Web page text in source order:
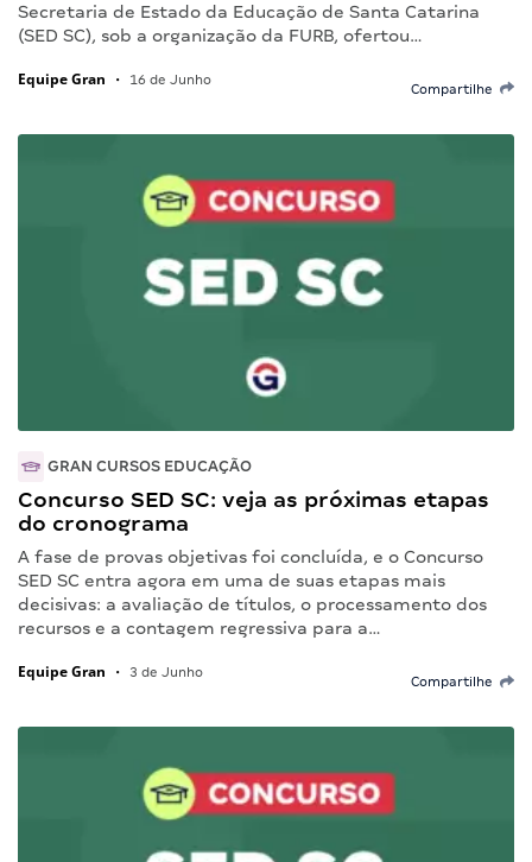
Secretaria de Estado da Educação de Santa Catarina
(SED SC), sob a organização da FURB, ofertou…
Equipe Gran • 16 de Junho
Compartilhe
GRAN CURSOS EDUCAÇÃO
Concurso SED SC: veja as próximas etapas
do cronograma
A fase de provas objetivas foi concluída, e o Concurso
SED SC entra agora em uma de suas etapas mais
decisivas: a avaliação de títulos, o processamento dos
recursos e a contagem regressiva para a…
Equipe Gran • 3 de Junho
Compartilhe